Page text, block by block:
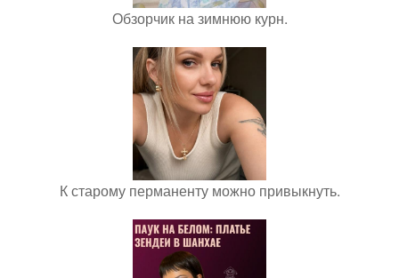
Обзорчик на зимнюю курн.
К старому перманенту можно привыкнуть.